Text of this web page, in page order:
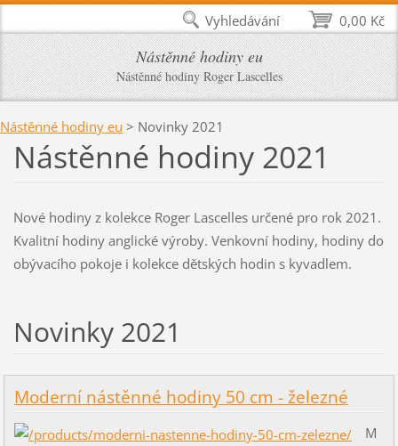
Nástěnné hodiny eu
Nástěnné hodiny Roger Lascelles
Nástěnné hodiny eu > Novinky 2021
Nástěnné hodiny 2021
Nové hodiny z kolekce Roger Lascelles určené pro rok 2021.
Kvalitní hodiny anglické výroby. Venkovní hodiny, hodiny do
obývacího pokoje i kolekce dětských hodin s kyvadlem.
Novinky 2021
Moderní nástěnné hodiny 50 cm - železné
M
0,00 Kč
Vyhledávání